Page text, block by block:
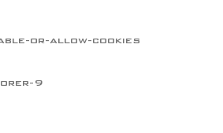
or-allow-cookies
9